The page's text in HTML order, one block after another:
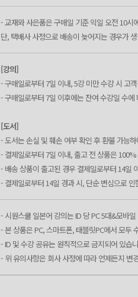
- 교재와 사은품은 구매일 기준 익일 오전 10시
단, 택배사 사정으로 배송이 늦어지는 경우가
[강의]
- 구매일로부터 7일 이내, 5강 미만 수강 시 고
- 구매일로부터 7일 이후에는 잔여 수강일 수
[도서]
- 도서는 손실 및 훼손 여부 확인 후 환불 가능
- 결제일로부터 7일 이내, 출고 전 상품은
- 배송 상품이 출고된 경우 결제일로부터 14일
- 결제일로부터 14일 경과 시, 단순 변심으로
- 시원스쿨 일본어 강의는 ID 당 PC 5대&모바
- 본 상품은 PC, 스마트폰, 태블릿PC에서 모두
- ID 및 수강 공유는 원칙적으로 금지되어 있습
- 위 유의사항은 회사 사정에 따라 언제든지 변